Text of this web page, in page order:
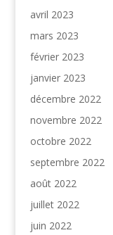
avril 2023
mars 2023
février 2023
janvier 2023
décembre 2022
novembre 2022
octobre 2022
septembre 2022
août 2022
juillet 2022
juin 2022